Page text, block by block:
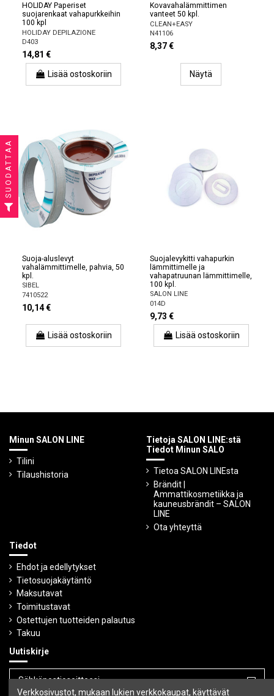
HOLIDAY Paperiset
suojarenkaat vahapurkkeihin
100 kpl
HOLIDAY DEPILAZIONE
D403
14,81 €
Lisää ostoskoriin
Kovavahalämmittimen
vanteet 50 kpl.
CLEAN+EASY
N41106
8,37 €
Näytä
Suoja-aluslevyt
vahalämmittimelle, pahvia, 50
kpl.
SIBEL
7410522
10,14 €
Lisää ostoskoriin
Suojalevykitti vahapurkin
lämmittimelle ja
vahapatruunan lämmittimelle,
100 kpl.
SALON LINE
014D
9,73 €
Lisää ostoskoriin
Minun SALON LINE
Tilini
Tilaushistoria
Tietoja SALON LINE:stä
Tiedot Minun SALO
Tietoa SALON LINEsta
Brändit |
Ammattikosmetiikka ja
kauneusbrändit – SALON
LINE
Ota yhteyttä
Tiedot
Ehdot ja edellytykset
Tietosuojakäytäntö
Maksutavat
Toimitustavat
Ostettujen tuotteiden palautus
Takuu
Uutiskirje
Verkkosivustot, mukaan lukien verkkokaupat, käyttävät
SUODATTAA